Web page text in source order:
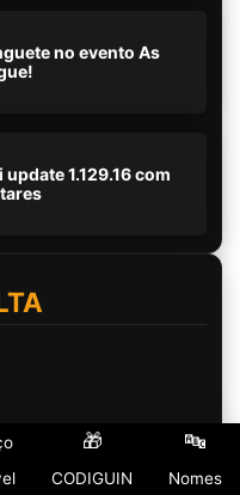
no evento As
1.129.16 com
🎁
CODIGUIN
🔤
Nomes